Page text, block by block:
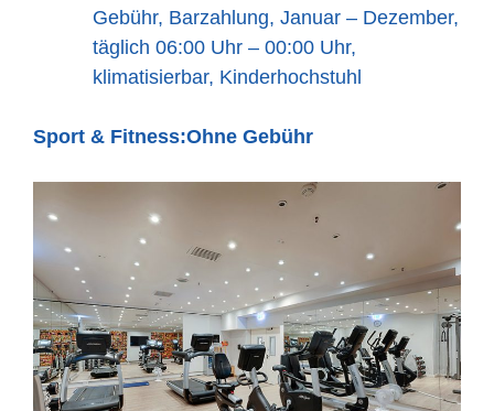
Gebühr, Barzahlung, Januar – Dezember,
täglich 06:00 Uhr – 00:00 Uhr,
klimatisierbar, Kinderhochstuhl
Sport & Fitness:Ohne Gebühr